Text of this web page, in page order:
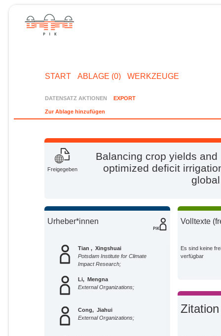
START ABLAGE (0) WERKZEUGE
DATENSATZ AKTIONEN EXPORT
Zur Ablage hinzufügen
Freigegeben
Balancing crop yields
optimized deficit
Urheber*innen
Tian , Xingshuai
Potsdam Institute for Climate
Impact Research;
Li, Mengna
External Organizations;
Cong, Jiahui
External Organizations;
Volltexte
Es sind keine
verfügbar
Zitation